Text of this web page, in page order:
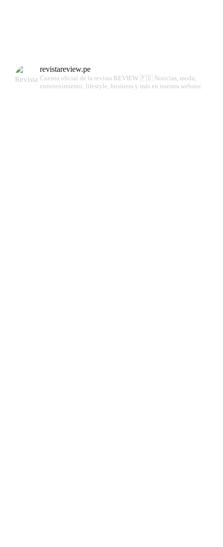
revistareview.pe
Cuenta oficial de la revista REVIEW 🇵🇪 Noticias, moda,
entretenimiento, lifestyle, business y más en nuestra website.